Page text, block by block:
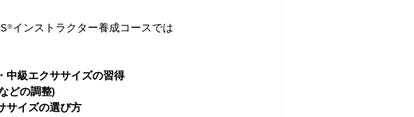
インストラクター養成コースでは
中級エクササイズの習得
どの調整)
サイズの選び方